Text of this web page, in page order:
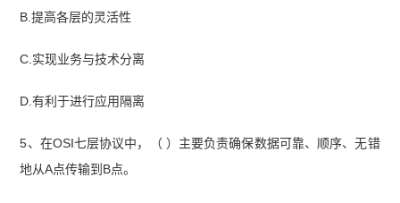
B.提高各层的灵活性
C.实现业务与技术分离
D.有利于进行应用隔离
5、在OSI七层协议中，（ ）主要负责确保数据可靠、顺序、无错
地从A点传输到B点。